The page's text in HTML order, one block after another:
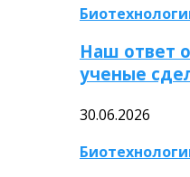
Наш ответ
ученые
30.06.2026